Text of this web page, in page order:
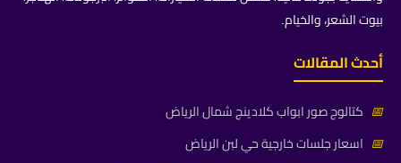
بيوت الشعر، والخيام.
أحدث المقالات
📅 كتالوج صور ابواب كلادينج شمال الرياض
📅 اسعار جلسات خارجية حي لبن الرياض